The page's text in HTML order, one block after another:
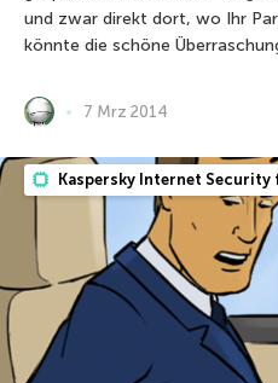
und zwar direkt dort, wo Ihr
könnte die schöne
7 Mrz 2014
Kaspersky Internet